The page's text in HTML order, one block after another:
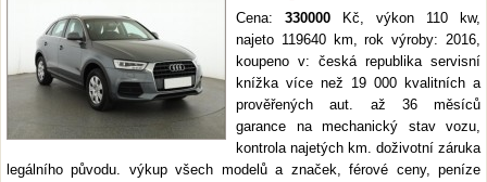
Cena: 330000 Kč, výkon 110 kw,
najeto 119640 km, rok výroby: 2016,
koupeno v: česká republika servisní
knížka více než 19 000 kvalitních a
prověřených aut. až 36 měsíců
garance na mechanický stav vozu,
kontrola najetých km. doživotní záruka
legálního původu. výkup všech modelů a značek, férové ceny, peníze